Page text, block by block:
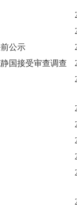
公示
国接受审查调查